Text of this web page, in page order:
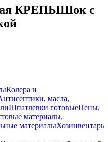
КРЕПЫШок с
Колера и
масла,
Шпатлевки готовыеПены,
материалы,
материалыХозинвентарь